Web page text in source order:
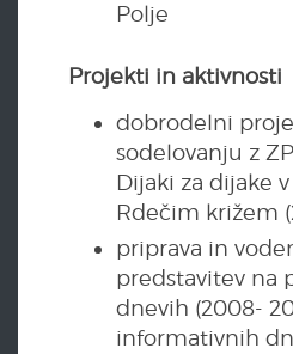
Polje
Projekti in aktivnosti
dobrodelni
sodelovanju z
Dijaki za dijake
Rdečim križem
priprava in
predstavitev na
dnevih (2008-
informativnih